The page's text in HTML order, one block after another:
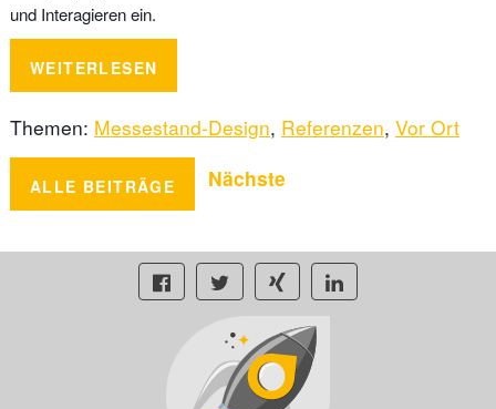
und Interagieren ein.
WEITERLESEN
Themen: Messestand-Design, Referenzen, Vor Ort
ALLE BEITRÄGE Nächste